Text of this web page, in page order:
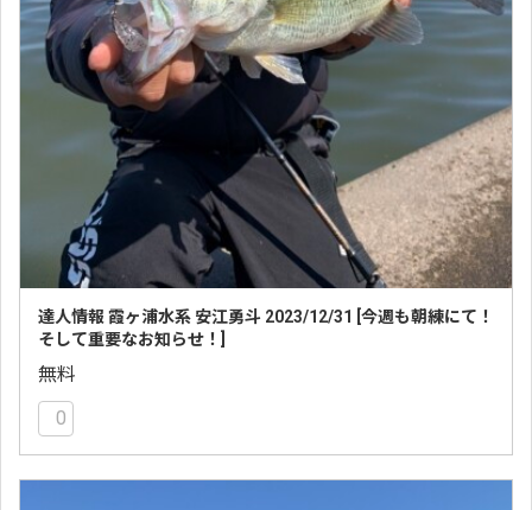
達人情報 霞ヶ浦水系 安江勇斗 2023/12/31 [今週も朝練にて！
そして重要なお知らせ！]
無料
0